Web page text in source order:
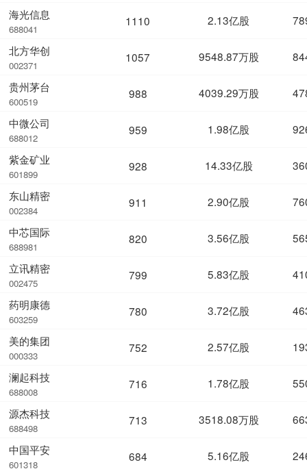
海光信息
688041
北方华创
002371
贵州茅台
600519
中微公司
688012
紫金矿业
601899
东山精密
002384
中芯国际
688981
立讯精密
002475
药明康德
603259
美的集团
000333
澜起科技
688008
源杰科技
688498
中国平安
601318
1110 2.13亿股
1057 9548.87万股
988 4039.29万股
959 1.98亿股
928 14.33亿股
911 2.90亿股
820 3.56亿股
799 5.83亿股
780 3.72亿股
752 2.57亿股
716 1.78亿股
713 3518.08万股
684 5.16亿股